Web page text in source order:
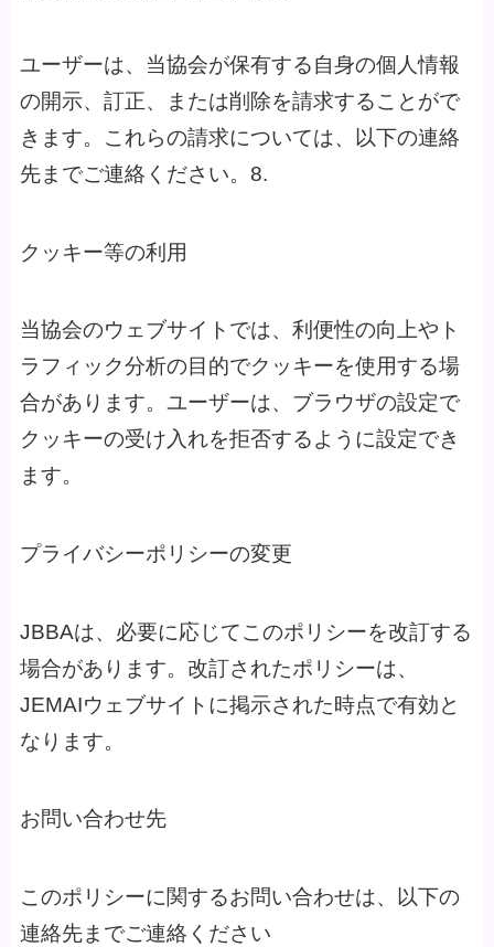
ユーザーは、当協会が保有する自身の個人情報
の開示、訂正、または削除を請求することがで
きます。これらの請求については、以下の連絡
先までご連絡ください。8.
クッキー等の利用
当協会のウェブサイトでは、利便性の向上やト
ラフィック分析の目的でクッキーを使用する場
合があります。ユーザーは、ブラウザの設定で
クッキーの受け入れを拒否するように設定でき
ます。
プライバシーポリシーの変更
JBBAは、必要に応じてこのポリシーを改訂する
場合があります。改訂されたポリシーは、
JEMAIウェブサイトに掲示された時点で有効と
なります。
お問い合わせ先
このポリシーに関するお問い合わせは、以下の
連絡先までご連絡ください